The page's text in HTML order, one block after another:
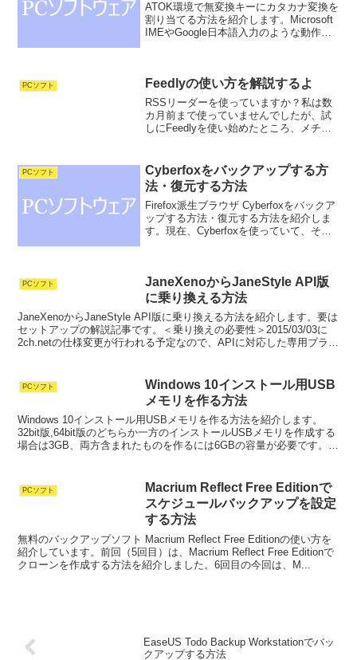
ATOK環境で無変換キーにカタカナ変換を
割り当てる方法を紹介します。Microsoft
IMEやGoogle日本語入力のような動作に
る...
PCソフト Feedlyの使い方を解説するよ
RSSリーダーを使っていますか？私は数
カ月前まで使っていませんでしたが、試
しにFeedlyを使い始めたところ、メチャ
ません。というわけで、この記事では
Feedly...
PCソフト
Cyberfoxをバックアップする方
法・復元する方法
Firefox派生ブラウザ Cyberfoxをバックア
ップする方法・復元する方法を紹介しま
す。現在、Cyberfoxを使っていて、そろ
PCソフト
JaneXenoからJaneStyle API版
に乗り換える方法
JaneXenoからJaneStyle API版に乗り換える方法を紹介します。要は
セットアップの解説記事です。＜乗り換えの必要性＞2015/03/03に
2ch.netの仕様変更が行われる予定なので、APIに対応した専用ブラウ
PCソフト
Windows 10インストール用USB
メモリを作る方法
Windows 10インストール用USBメモリを作る方法を紹介します。
32bit版,64bit版のどちらか一方のインストールUSBメモリを作成する
場合は3GB、両方含まれたものを作るには6GBの容量が必要です。
PCソフト
Macrium Reflect Free Editionで
スケジュールバックアップを設定
する方法
無料のバックアップソフト Macrium Reflect Free Editionの使い方を
紹介しています。前回（5回目）は、Macrium Reflect Free Editionで
クローンを作成する方法を紹介しました。6回目の今回は、M...
EaseUS Todo Backup Workstationでバッ
クアップする方法